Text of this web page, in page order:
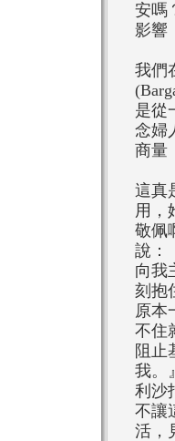
安嗎
影響
我們
是從
念婦
商量
這真
用，
敬佩
說：
向我
刻抱
原本
不住
阻止
我。
利沙
不讓
活，